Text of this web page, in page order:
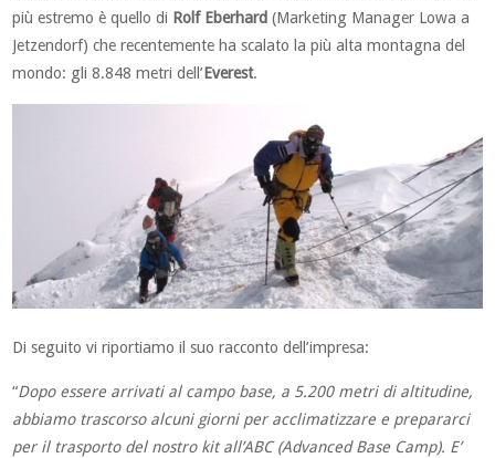
più estremo è quello di Rolf Eberhard (Marketing Manager Lowa a
Jetzendorf) che recentemente ha scalato la più alta montagna del
mondo: gli 8.848 metri dell’Everest.
Di seguito vi riportiamo il suo racconto dell’impresa:
“Dopo essere arrivati al campo base, a 5.200 metri di altitudine,
abbiamo trascorso alcuni giorni per acclimatizzare e prepararci
per il trasporto del nostro kit all’ABC (Advanced Base Camp). E’